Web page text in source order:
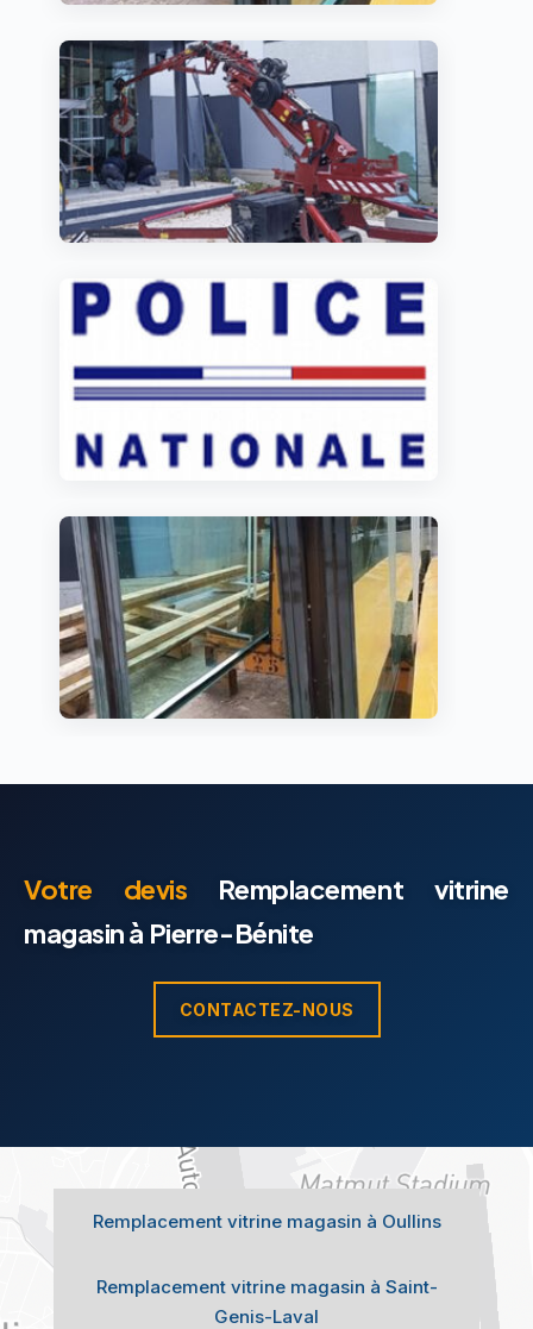
Votre devis Remplacement vitrine
magasin à Pierre-Bénite
CONTACTEZ-NOUS
Remplacement vitrine magasin à Oullins
Remplacement vitrine magasin à Saint-
Genis-Laval